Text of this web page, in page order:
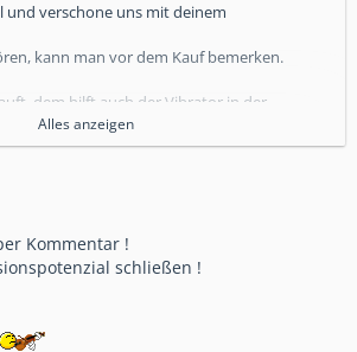
und verschone uns mit deinem
kann man vor dem Kauf bemerken.
dem hilft auch der Vibrator in der
Alles anzeigen
Kommentar !
schließen !